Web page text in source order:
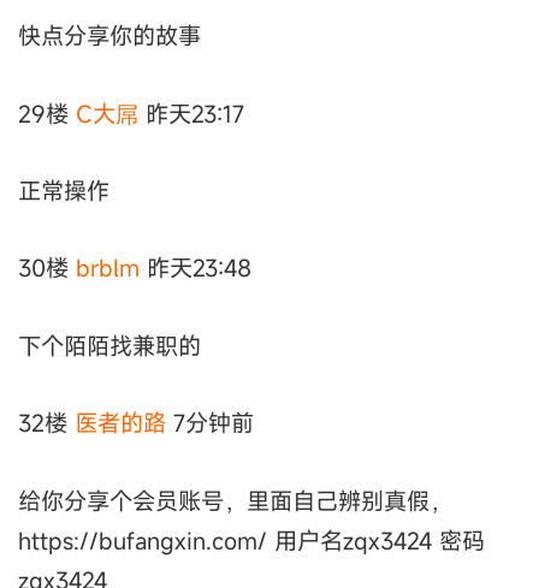
快点分享你的故事
29楼 C大屌 昨天23:17
正常操作
30楼 brblm 昨天23:48
下个陌陌找兼职的
32楼 医者的路 7分钟前
给你分享个会员账号，里面自己辨别真假，
https://bufangxin.com/ 用户名zqx3424 密码
zqx3424